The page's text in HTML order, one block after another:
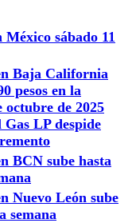
sábado 11
Baja California
pesos en la
octubre de 2025
LP despide
BCN sube hasta
Nuevo León sube
semana